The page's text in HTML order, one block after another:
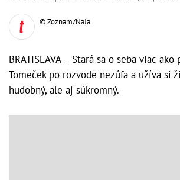
© Zoznam/NaJa
BRATISLAVA – Stará sa o seba viac
Tomeček po rozvode nezúfa a užíva si
hudobný, ale aj súkromný.